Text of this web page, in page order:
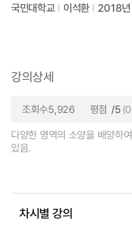
국민대학교 이석환 2018년
강의상세
조회수5,926 평점 /5
다양한 영역의 소양을 배양하
있음.
차시별 강의